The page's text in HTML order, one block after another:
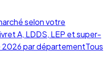
selon votre
A, LDDS, LEP et super-
2026 par départementTous